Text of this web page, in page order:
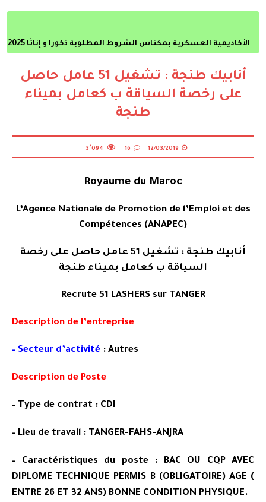
أنابيك طنجة : تشغيل 51 عامل حاصل
على رخصة السياقة ب كعامل بميناء
طنجة
12/03/2019
16 3٬094
Royaume du Maroc
L’Agence Nationale de Promotion de l’Emploi et des
Compétences (ANAPEC)
أنابيك طنجة : تشغيل 51 عامل حاصل على رخصة
السياقة ب كعامل بميناء طنجة
Recrute 51 LASHERS sur TANGER
Description de l’entreprise
– Secteur d’activité : Autres
Description de Poste
– Type de contrat : CDI
– Lieu de travail : TANGER-FAHS-ANJRA
– Caractéristiques du poste : BAC OU CQP AVEC
DIPLOME TECHNIQUE PERMIS B (OBLIGATOIRE) AGE (
ENTRE 26 ET 32 ANS) BONNE CONDITION PHYSIQUE.